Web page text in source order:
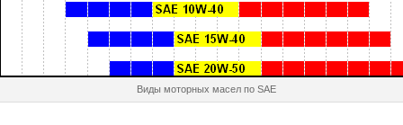
Виды моторных масел по SAE